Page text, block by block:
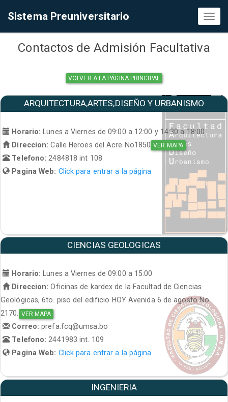
Sistema Preuniversitario
Contactos de Admisión Facultativa
VOLVER A LA PÁGINA PRINCIPAL
ARQUITECTURA,ARTES,DISEÑO Y URBANISMO
Horario:
Lunes a Viernes de 09:00 a 12:00 y 14:30 a 18:00
Direccion: Calle Heroes del Acre No1850 VER MAPA
Telefono: 2484818 int 108
Pagina Web: Click para entrar a la página
CIENCIAS GEOLOGICAS
Horario: Lunes a Viernes de 09:00 a 15:00
Direccion: Oficinas de kardex de la Facultad de Ciencias
Geológicas, 6to. piso del edificio HOY Avenida 6 de agosto No.
2170. VER MAPA
Correo:prefa.fcq@umsa.bo
Telefono:2441983 int. 109
Pagina Web: Click para entrar a la página
INGENIERIA